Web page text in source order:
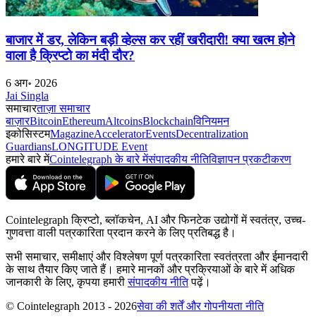
बाजार में डर, लेकिन बड़ी व्हेल्स कर रहीं खरीदारी! क्या खत्म होने
वाला है क्रिप्टो का मंदी दौर?
6 अग॰ 2026
Jai Singla
समाचारताज़ा समाचार
बाज़ारBitcoinEthereumAltcoinsBlockchainविनियमन
इकोसिस्टमMagazineAcceleratorEventsDecentralization
GuardiansLONGITUDE Event
हमारे बारे मेंCointelegraph के बारे मेंसंपादकीय नीतिविज्ञापन प्रकटीकरण
Cointelegraph क्रिप्टो, ब्लॉकचेन, AI और फिनटेक उद्योगों में स्वतंत्र, उच्च-
गुणवत्ता वाली पत्रकारिता प्रदान करने के लिए प्रतिबद्ध है।
सभी समाचार, समीक्षाएं और विश्लेषण पूर्ण पत्रकारिता स्वतंत्रता और ईमानदारी
के साथ तैयार किए जाते हैं। हमारे मानकों और प्रक्रियाओं के बारे में अधिक
जानकारी के लिए, कृपया हमारीसंपादकीय नीतिपढ़ें।
© Cointelegraph 2013 - 2026सेवा की शर्तें और गोपनीयता नीति